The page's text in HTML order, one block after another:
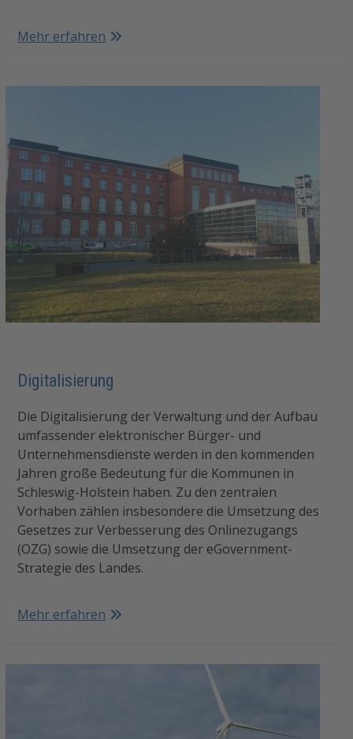
Mehr erfahren
Digitalisierung
Die Digitalisierung der Verwaltung und der Aufbau
umfassender elektronischer Bürger- und
Unternehmensdienste werden in den kommenden
Jahren große Bedeutung für die Kommunen in
Schleswig-Holstein haben. Zu den zentralen
Vorhaben zählen insbesondere die Umsetzung des
Gesetzes zur Verbesserung des Onlinezugangs
(OZG) sowie die Umsetzung der eGovernment-
Strategie des Landes.
Mehr erfahren